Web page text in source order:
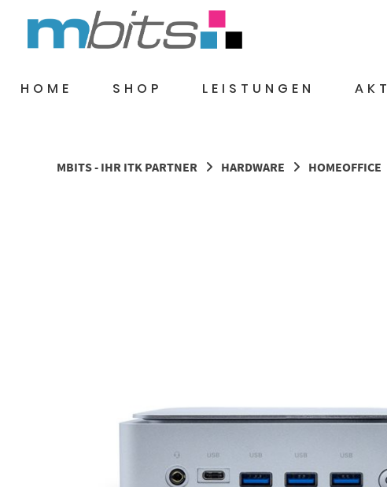
Inhalt
HOME SHOP LEISTUNGEN
MBITS - IHR ITK PARTNER HARDWARE HOMEOFFICE